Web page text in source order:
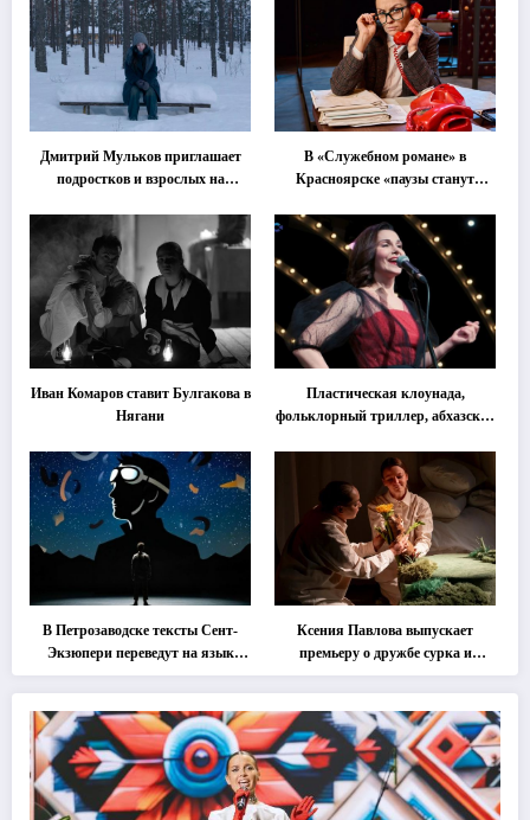
Дмитрий Мульков приглашает
подростков и взрослых на
В «Служебном романе» в
Красноярске «паузы станут
Иван Комаров ставит Булгакова в
Нягани
Пластическая клоунада,
фольклорный триллер, абхазская
втором этапе фестиваля
«Монокль»
В Петрозаводске тексты Сент-
Экзюпери переведут на язык
современной хореографии
Ксения Павлова выпускает
премьеру о дружбе сурка и
одуванчика